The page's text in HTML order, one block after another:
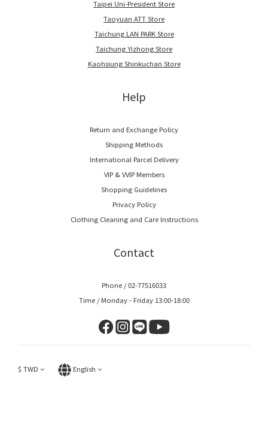
Taipei Uni-President Store
Taoyuan ATT Store
Taichung LAN PARK Store
Taichung Yizhong Store
Kaohsiung Shinkuchan Store
Help
Return and Exchange Policy
Shipping Methods
International Parcel Delivery
VIP & VVIP Members
Shopping Guidelines
Privacy Policy
Clothing Cleaning and Care Instructions
Contact
Phone / 02-77516033
Time / Monday - Friday 13:00-18:00
$ TWD English